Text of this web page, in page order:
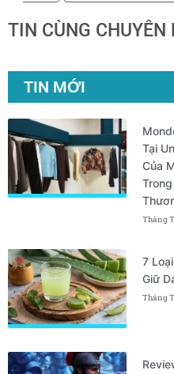
TIN CÙNG CHUYÊN
TIN MỚI
Tại
Của
Tháng
7
Giữ
Tháng